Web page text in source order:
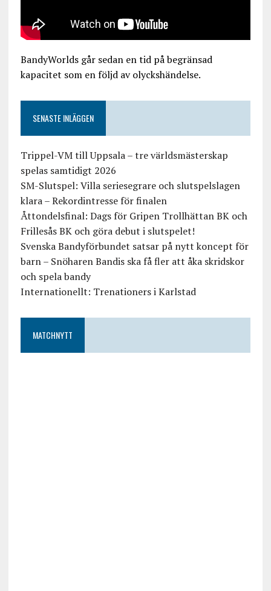
BandyWorlds går sedan en tid på begränsad
kapacitet som en följd av olyckshändelse.
SENASTE INLÄGGEN
Trippel-VM till Uppsala – tre världsmästerskap
spelas samtidigt 2026
SM-Slutspel: Villa seriesegrare och slutspelslagen
klara – Rekordintresse för finalen
Åttondelsfinal: Dags för Gripen Trollhättan BK och
Frillesås BK och göra debut i slutspelet!
Svenska Bandyförbundet satsar på nytt koncept för
barn – Snöharen Bandis ska få fler att åka skridskor
och spela bandy
Internationellt: Trenationers i Karlstad
MATCHNYTT